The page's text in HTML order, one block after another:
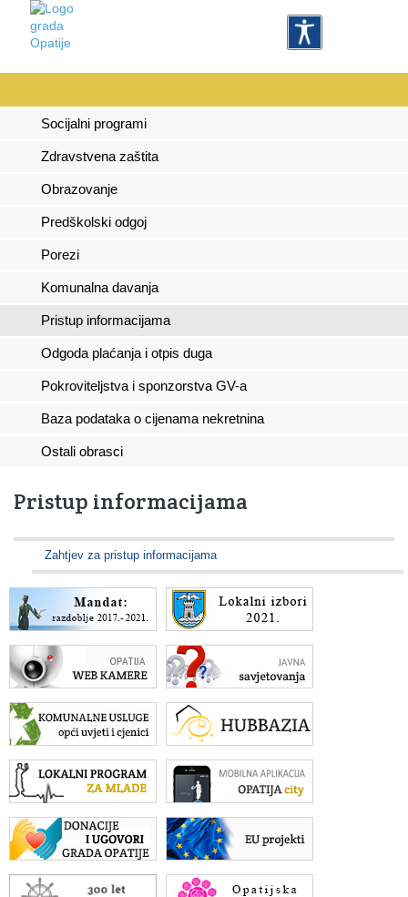
Socijalni programi
Zdravstvena zaštita
Obrazovanje
Predškolski odgoj
Porezi
Komunalna davanja
Pristup informacijama
Odgoda plaćanja i otpis duga
Pokroviteljstva i sponzorstva GV-a
Baza podataka o cijenama nekretnina
Ostali obrasci
Pristup informacijama
Zahtjev za pristup informacijama